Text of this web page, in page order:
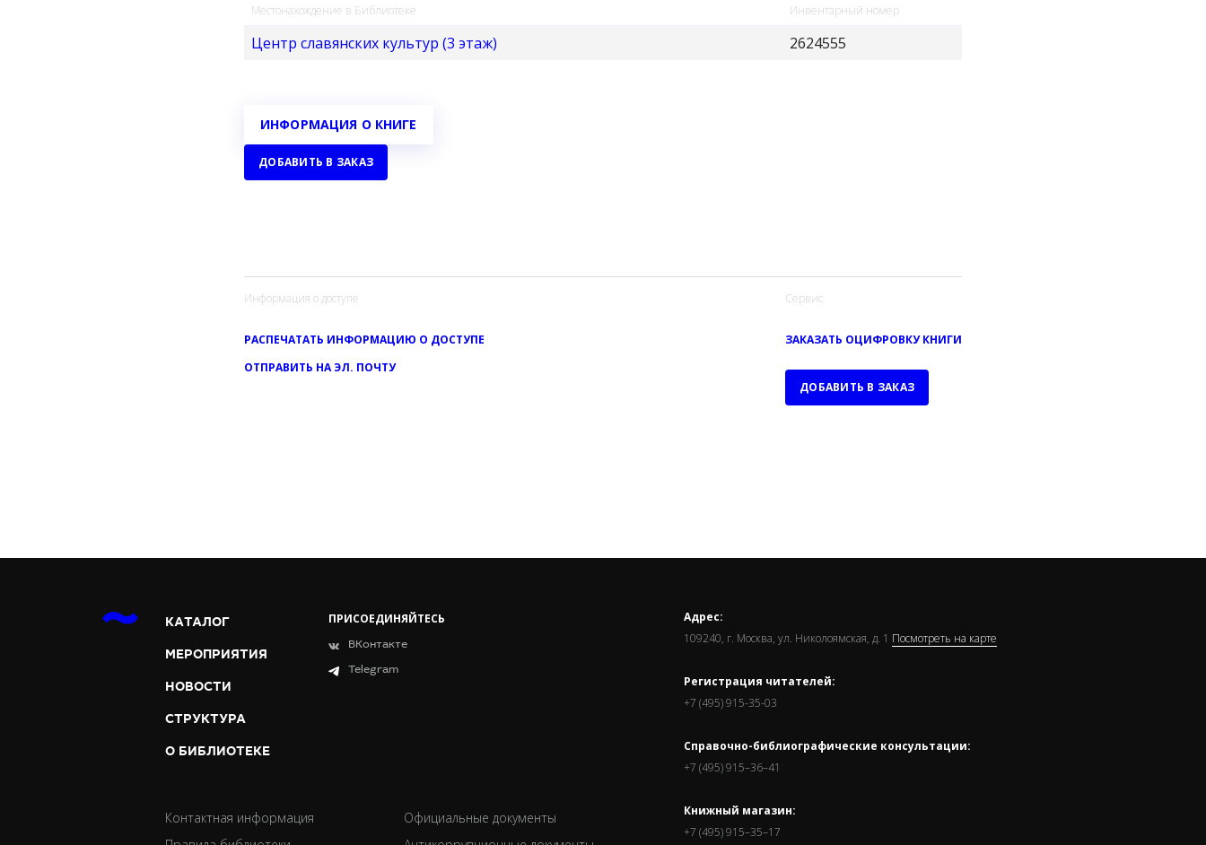
Местонахождение в Библиотеке Инвентарный номер
Центр славянских культур (3 этаж) 2624555
ИНФОРМАЦИЯ О КНИГЕ
ДОБАВИТЬ В ЗАКАЗ
Информация о доступе
РАСПЕЧАТАТЬ ИНФОРМАЦИЮ О ДОСТУПЕ
ОТПРАВИТЬ НА ЭЛ. ПОЧТУ
Сервис
ЗАКАЗАТЬ ОЦИФРОВКУ КНИГИ
ДОБАВИТЬ В ЗАКАЗ
КАТАЛОГ
МЕРОПРИЯТИЯ
НОВОСТИ
СТРУКТУРА
О БИБЛИОТЕКЕ
ПРИСОЕДИНЯЙТЕСЬ
ВКонтакте
Telegram
Контактная информация
Официальные документы
Адрес:
109240, г. Москва, ул. Николоямская, д. 1 Посмотреть на карте
Регистрация читателей:
+7 (495) 915-35-03
Справочно-библиографические консультации:
+7 (495) 915–36–41
Книжный магазин:
+7 (495) 915–35–17